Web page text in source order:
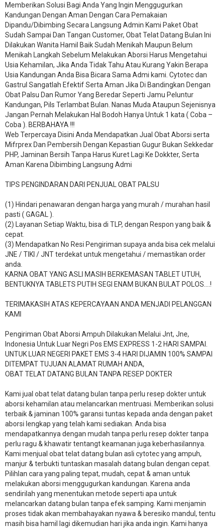
Memberikan Solusi Bagi Anda Yang Ingin Menggugurkan
Kandungan Dengan Aman Dengan Cara Pemakaian
Dipandu/Dibimbing Secara Langsung Admin Kami Paket Obat
Sudah Sampai Dan Tangan Customer, Obat Telat Datang Bulan Ini
Dilakukan Wanita Hamil Baik Sudah Menikah Maupun Belum
Menikah Langkah Sebelum Melakukan Aborsi Harus Mengetahui
Usia Kehamilan, Jika Anda Tidak Tahu Atau Kurang Yakin Berapa
Usia Kandungan Anda Bisa Bicara Sama Admi kami. Cytotec dan
Gastrul Sangatlah Efektif Serta Aman Jika Di Bandingkan Dengan
Obat Palsu Dan Rumor Yang Beredar Seperti Jamu Peluntur
Kandungan, Pils Terlambat Bulan. Nanas Muda Ataupun Sejenisnya
Jangan Pernah Melakukan Hal Bodoh Hanya Untuk 1 kata ( Coba –
Coba ). BERBAHAYA !!!
Web Terpercaya Disini Anda Mendapatkan Jual Obat Aborsi serta
Mifrprex Dan Pembersih Dengan Kepastian Gugur Bukan Sekkedar
PHP, Jaminan Bersih Tanpa Harus Kuret Lagi Ke Dokkter, Serta
Aman Karena Dibimbing Langsung Admi
TIPS PENGINDARAN DARI PENJUAL OBAT PALSU
(1) Hindari penawaran dengan harga yang murah / murahan hasil
pasti ( GAGAL ).
(2) Layanan Setiap Waktu, bisa di TLP, dengan Respon yang baik &
cepat.
(3) Mendapatkan No Resi Pengiriman supaya anda bisa cek melalui
JNE / TIKI / JNT terdekat untuk mengetahui / memastikan order
anda.
KARNA OBAT YANG ASLI MASIH BERKEMASAN TABLET UTUH,
BENTUKNYA TABLETS PUTIH SEGI ENAM BUKAN BULAT POLOS….!
TERIMAKASIH ATAS KEPERCAYAAN ANDA MENJADI PELANGGAN
KAMI
Pengiriman Obat Aborsi Ampuh Dilakukan Melalui Jnt, Jne,
Indonesia Untuk Luar Negri Pos EMS EXPRESS 1-2 HARI SAMPAI.
UNTUK LUAR NEGERI PAKET EMS 3-4 HARI DIJAMIN 100% SAMPAI
DITEMPAT TUJUAN ALAMAT RUMAH ANDA,
OBAT TELAT DATANG BULAN TANPA RESEP DOKTER
Kami jual obat telat datang bulan tanpa perlu resep dokter untuk
aborsi kehamilan atau melancarkan mentruasi. Memberikan solusi
terbaik & jaminan 100% garansi tuntas kepada anda dengan paket
aborsi lengkap yang telah kami sediakan. Anda bisa
mendapatkannya dengan mudah tanpa perlu resep dokter tanpa
perlu ragu & khawatir tentangt keamanan juga keberhasilannya.
Kami menjual obat telat datang bulan asli cytotec yang ampuh,
manjur & terbukti tuntaskan masalah datang bulan dengan cepat.
Pilihlan cara yang paling tepat, mudah, cepat & aman untuk
melakukan aborsi menggugurkan kandungan. Karena anda
sendirilah yang menentukan metode seperti apa untuk
melancarkan datang bulan tanpa efek samping. Kami menjamin
proses tidak akan membahayakan nyawa & beresiko mandul, tentu
masih bisa hamil lagi dikemudian hari jika anda ingin. Kami hanya